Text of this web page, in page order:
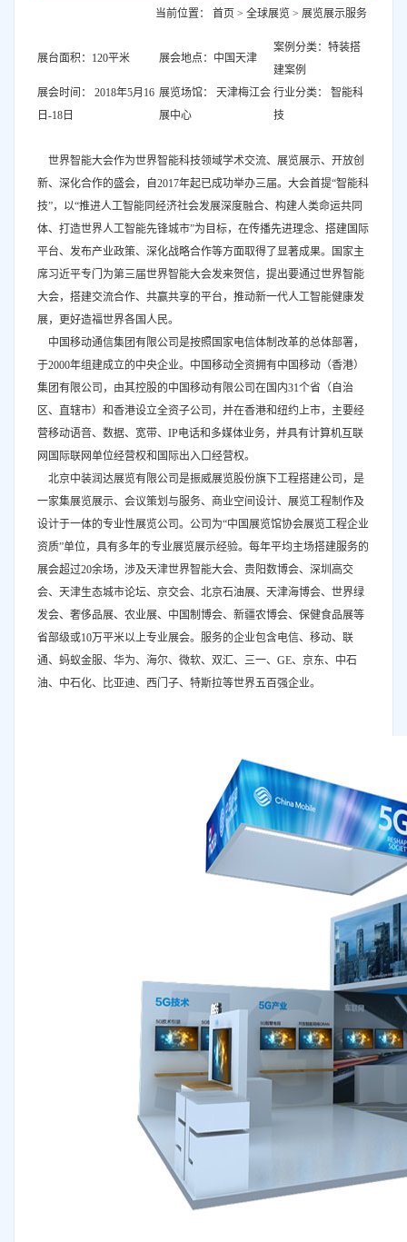
当前位置： 首页 > 全球展览 > 展览展示服务
展台面积：120平米 展会地点：中国天津
案例分类：特装搭
建案例
展会时间： 2018年5月16
日-18日
展览场馆： 天津梅江会
展中心
行业分类： 智能科
技
世界智能大会作为世界智能科技领域学术交流、展览展示、开放创
新、深化合作的盛会，自2017年起已成功举办三届。大会首提“智能科
技”，以“推进人工智能同经济社会发展深度融合、构建人类命运共同
体、打造世界人工智能先锋城市”为目标，在传播先进理念、搭建国际
平台、发布产业政策、深化战略合作等方面取得了显著成果。国家主
席习近平专门为第三届世界智能大会发来贺信，提出要通过世界智能
大会，搭建交流合作、共赢共享的平台，推动新一代人工智能健康发
展，更好造福世界各国人民。
中国移动通信集团有限公司是按照国家电信体制改革的总体部署，
于2000年组建成立的中央企业。中国移动全资拥有中国移动（香港）
集团有限公司，由其控股的中国移动有限公司在国内31个省（自治
区、直辖市）和香港设立全资子公司，并在香港和纽约上市，主要经
营移动语音、数据、宽带、IP电话和多媒体业务，并具有计算机互联
网国际联网单位经营权和国际出入口经营权。
北京中装润达展览有限公司是振威展览股份旗下工程搭建公司，是
一家集展览展示、会议策划与服务、商业空间设计、展览工程制作及
设计于一体的专业性展览公司。公司为“中国展览馆协会展览工程企业
资质”单位，具有多年的专业展览展示经验。每年平均主场搭建服务的
展会超过20余场，涉及天津世界智能大会、贵阳数博会、深圳高交
会、天津生态城市论坛、京交会、北京石油展、天津海博会、世界绿
发会、奢侈品展、农业展、中国制博会、新疆农博会、保健食品展等
省部级或10万平米以上专业展会。服务的企业包含电信、移动、联
通、蚂蚁金服、华为、海尔、微软、双汇、三一、GE、京东、中石
油、中石化、比亚迪、西门子、特斯拉等世界五百强企业。